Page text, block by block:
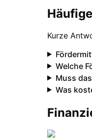
Kurze
Welche
Muss
Was